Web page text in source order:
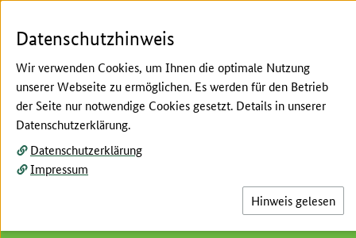
Menü
Hier beginnt der Hauptinhalt dieser Seite
Veränderungs- und
Projekte
Datenschutzhinweis
Wir verwenden Cookies, um Ihnen die optimale Nutzung
unserer Webseite zu ermöglichen. Es werden für den Betrieb
der Seite nur notwendige Cookies gesetzt. Details in unserer
Datenschutzerklärung.
Datenschutzerklärung
Impressum
Hinweis gelesen